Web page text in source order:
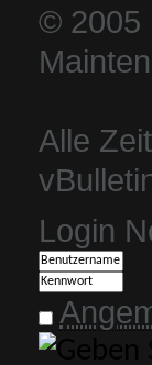
© 2005
Alle
Login